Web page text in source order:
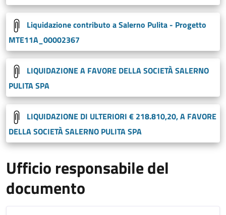
Liquidazione contributo a Salerno Pulita - Progetto
MTE11A_00002367
LIQUIDAZIONE A FAVORE DELLA SOCIETÀ SALERNO
PULITA SPA
LIQUIDAZIONE DI ULTERIORI € 218.810,20, A FAVORE
DELLA SOCIETÀ SALERNO PULITA SPA
Ufficio responsabile del
documento